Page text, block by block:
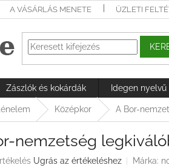
A VÁSÁRLÁS MENETE ÜZLETI
Zászlók és kokárdák Idegen nyelvű
Középkor A Bor-
nemzetség
Ugrás az értékeléshez Márka: